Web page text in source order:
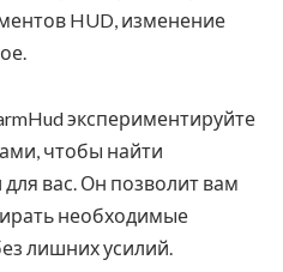
HUD, изменение
экспериментируйте
чтобы найти
вас. Он позволит вам
необходимые
лишних усилий.